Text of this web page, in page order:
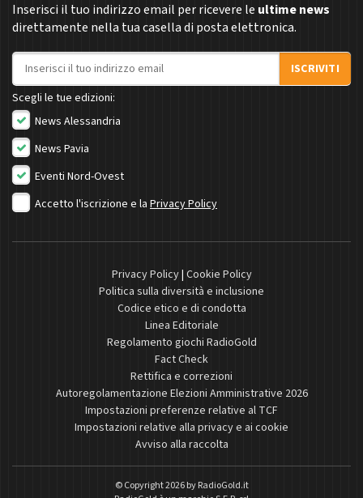
Inserisci il tuo indirizzo email per ricevere le ultime news
direttamente nella tua casella di posta elettronica.
Indirizzo email
ISCRIVITI
Scegli le tue edizioni:
News Alessandria
News Pavia
Eventi Nord-Ovest
Accetto l'iscrizione e la Privacy Policy
Privacy Policy| Cookie Policy
Politica sulla diversità e inclusione
Codice etico e di condotta
Linea Editoriale
Regolamento giochi RadioGold
Fact Check
Rettifica e correzioni
Autoregolamentazione Elezioni Amministrative 2026
Impostazioni preferenze relative al TCF
Impostazioni relative alla privacy e ai cookie
Avviso alla raccolta
© Copyright 2026 byRadioGold.it